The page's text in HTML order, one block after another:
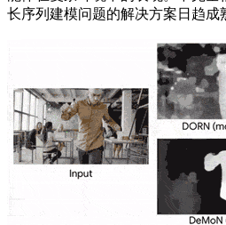
长序列建模问题的解决方案日趋成